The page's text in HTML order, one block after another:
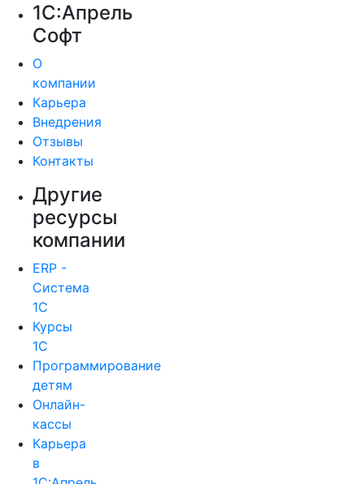
1С:Апрель
Софт
О
компании
Карьера
Внедрения
Отзывы
Контакты
Другие
ресурсы
компании
ERP -
Система
1С
Курсы
1С
Программирование
детям
Онлайн-
кассы
Карьера
в